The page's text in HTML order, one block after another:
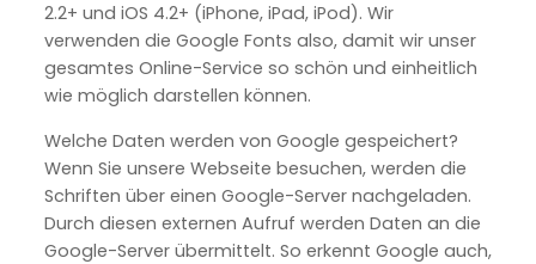
2.2+ und iOS 4.2+ (iPhone, iPad, iPod). Wir
verwenden die Google Fonts also, damit wir unser
gesamtes Online-Service so schön und einheitlich
wie möglich darstellen können.
Welche Daten werden von Google gespeichert?
Wenn Sie unsere Webseite besuchen, werden die
Schriften über einen Google-Server nachgeladen.
Durch diesen externen Aufruf werden Daten an die
Google-Server übermittelt. So erkennt Google auch,